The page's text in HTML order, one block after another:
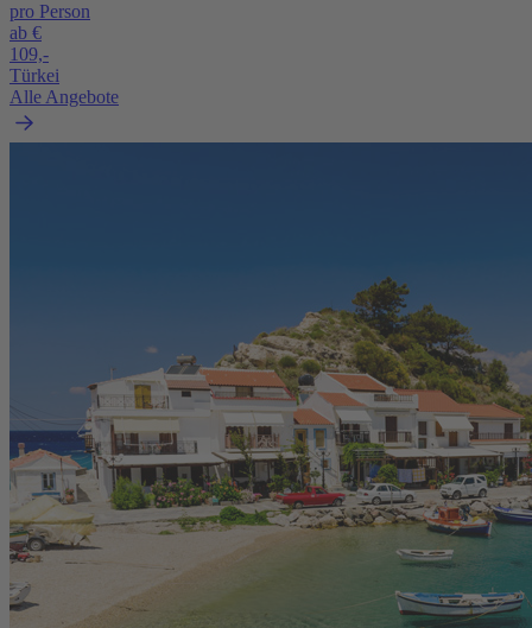
pro Person
ab €
109,-
Türkei
Alle Angebote